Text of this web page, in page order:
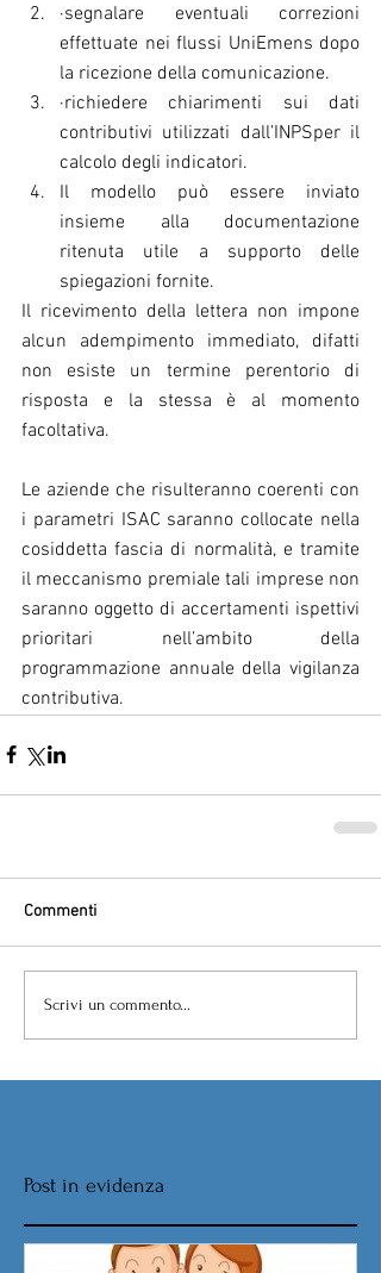
·segnalare eventuali correzioni
effettuate nei flussi UniEmens dopo
la ricezione della comunicazione.
·richiedere chiarimenti sui dati
contributivi utilizzati dall’INPSper il
calcolo degli indicatori.
Il modello può essere inviato
insieme alla documentazione
ritenuta utile a supporto delle
spiegazioni fornite.
Il ricevimento della lettera non impone
alcun adempimento immediato, difatti
non esiste un termine perentorio di
risposta e la stessa è al momento
facoltativa.
Le aziende che risulteranno coerenti con
i parametri ISAC saranno collocate nella
cosiddetta fascia di normalità, e tramite
il meccanismo premiale tali imprese non
saranno oggetto di accertamenti ispettivi
prioritari nell’ambito della
programmazione annuale della vigilanza
contributiva.
Commenti
Scrivi un commento...
Post in evidenza